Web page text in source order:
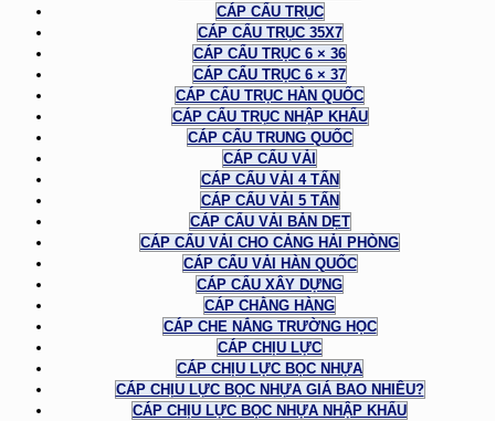
CÁP CẨU TRỤC
CÁP CẨU TRỤC 35X7
CÁP CẨU TRỤC 6 × 36
CÁP CẨU TRỤC 6 × 37
CÁP CẨU TRỤC HÀN QUỐC
CÁP CẨU TRỤC NHẬP KHẨU
CÁP CẨU TRUNG QUỐC
CÁP CẨU VẢI
CÁP CẨU VẢI 4 TẤN
CÁP CẨU VẢI 5 TẤN
CÁP CẨU VẢI BẢN DẸT
CÁP CẨU VẢI CHO CẢNG HẢI PHÒNG
CÁP CẨU VẢI HÀN QUỐC
CÁP CẨU XÂY DỰNG
CÁP CHẰNG HÀNG
CÁP CHE NẮNG TRƯỜNG HỌC
CÁP CHỊU LỰC
CÁP CHỊU LỰC BỌC NHỰA
CÁP CHỊU LỰC BỌC NHỰA GIÁ BAO NHIÊU?
CÁP CHỊU LỰC BỌC NHỰA NHẬP KHẨU